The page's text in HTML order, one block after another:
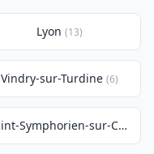
Lyon (13)
Vindry-sur-Turdine (6)
Saint-Symphorien-sur-Coise